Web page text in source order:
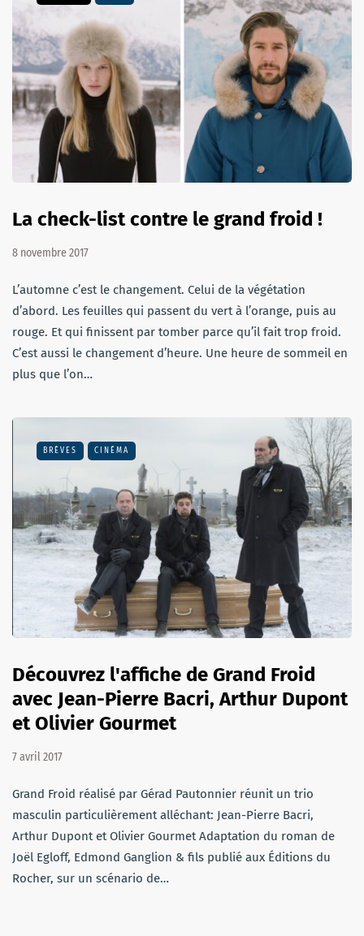
La check-list contre le grand froid !
8 novembre 2017
L’automne c’est le changement. Celui de la végétation
d’abord. Les feuilles qui passent du vert à l’orange, puis au
rouge. Et qui finissent par tomber parce qu’il fait trop froid.
C’est aussi le changement d’heure. Une heure de sommeil en
plus que l’on…
BRÈVES CINÉMA
Découvrez l'affiche de Grand Froid
avec Jean-Pierre Bacri, Arthur Dupont
et Olivier Gourmet
7 avril 2017
Grand Froid réalisé par Gérad Pautonnier réunit un trio
masculin particulièrement alléchant: Jean-Pierre Bacri,
Arthur Dupont et Olivier Gourmet Adaptation du roman de
Joël Egloff, Edmond Ganglion & fils publié aux Éditions du
Rocher, sur un scénario de…